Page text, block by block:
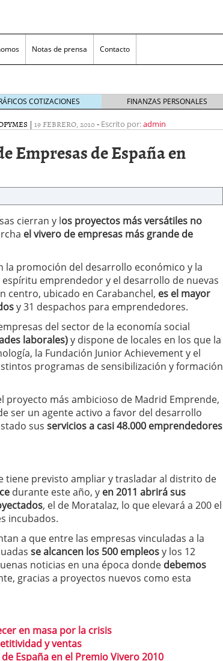
Notas de prensa Contacto
rentable para las pymes que venden online
en un ecommerce exitoso
junio 20, 2025
Transformación Empresarial
guía rápida para trasladar empleados sin
COTIZACIONES FINANZAS PERSONALES
PYMES | 19 FEBRERO, 2010- Escrito por:admin
Empresas de España en
cierran y los proyectos más versátiles no
el vivero de empresas más grande de
la promoción del desarrollo económico y la
emprendedor y el desarrollo de nuevas
centro, ubicado en Carabanchel, es el mayor
y 31 despachos para emprendedores.
del sector de la economía social
laborales)y dispone de locales en los que la
la Fundación Junior Achievement y el
programas de sensibilización y formación
proyecto más ambicioso de Madrid Emprende,
ser un agente activo a favor del desarrollo
sus servicios a casi 48.000 emprendedores
tiene previsto ampliar y trasladar al distrito de
durante este año, y en 2011 abrirá sus
, el de Moratalaz, lo que elevará a 200 el
incubados.
a que entre las empresas vinculadas a la
se alcancen los 500 empleosy los 12
noticias en una época donde debemos
gracias a proyectos nuevos como esta
en masa por la crisis
y ventas
España en el Premio Vivero 2010